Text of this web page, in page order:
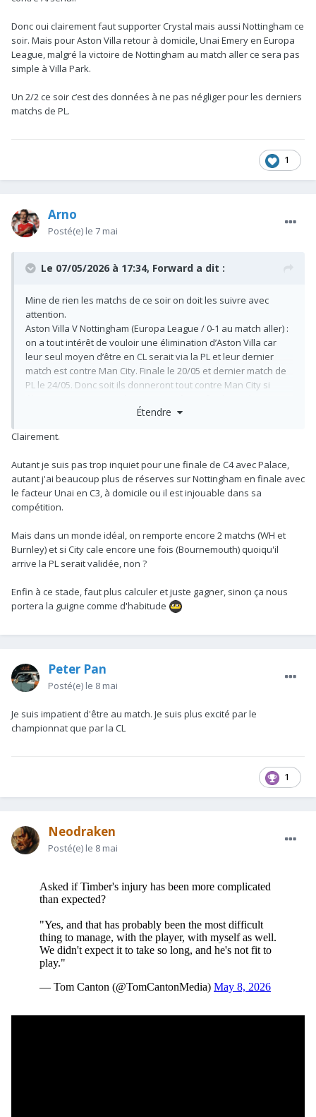
Donc oui clairement faut supporter Crystal mais aussi Nottingham ce
soir. Mais pour Aston Villa retour à domicile, Unai Emery en Europa
League, malgré la victoire de Nottingham au match aller ce sera pas
simple à Villa Park.
Un 2/2 ce soir c’est des données à ne pas négliger pour les derniers
matchs de PL.
1
Arno
Posté(e) le 7 mai
Le 07/05/2026 à 17:34, Forward a dit :
Mine de rien les matchs de ce soir on doit les suivre avec
attention.
Aston Villa V Nottingham (Europa League / 0-1 au match aller) :
on a tout intérêt de vouloir une élimination d’Aston Villa car
leur seul moyen d’être en CL serait via la PL et leur dernier
match est contre Man City. Finale le 20/05 et dernier match de
PL le 24/05. Donc soit ils donneront tout contre Man City si
jours avant (si victoire finale aucun intérêt pour eux ce match,
scénarios).
Crystal Palace v Shakhtar (Conférence / 3-1 au match aller) :
notre dernier match de PL c’est le 24/05. Si Crystal va en finale
le match aura lieu le 27/05. Donc priorité à l’Europe et probable
équipe B contre Arsenal.
Donc oui clairement faut supporter Crystal mais aussi
Nottingham ce soir. Mais pour Aston Villa retour à domicile,
Unai Emery en Europa League, malgré la victoire de
Un 2/2 ce soir c’est des données à ne pas négliger pour les
Étendre
Clairement.
Autant je suis pas trop inquiet pour une finale de C4 avec Palace,
autant j'ai beaucoup plus de réserves sur Nottingham en finale avec
le facteur Unai en C3, à domicile ou il est injouable dans sa
compétition.
Mais dans un monde idéal, on remporte encore 2 matchs (WH et
Burnley) et si City cale encore une fois (Bournemouth) quoiqu'il
arrive la PL serait validée, non ?
Enfin à ce stade, faut plus calculer et juste gagner, sinon ça nous
portera la guigne comme d'habitude
Peter Pan
Posté(e) le 8 mai
Je suis impatient d'être au match. Je suis plus excité par le
championnat que par la CL
1
Neodraken
Posté(e) le 8 mai